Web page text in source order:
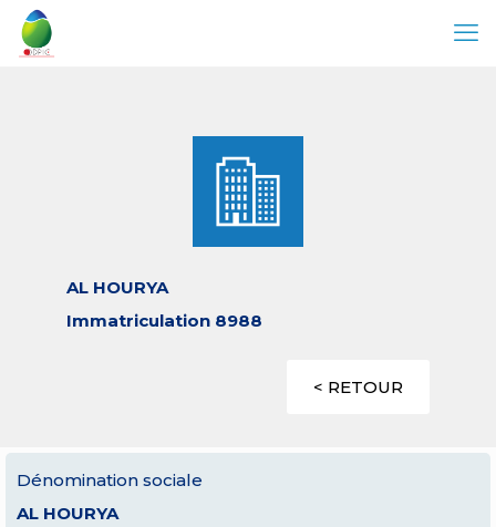
AL HOURYA
Immatriculation 8988
< RETOUR
Dénomination sociale
AL HOURYA